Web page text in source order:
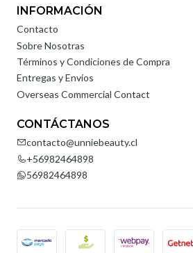
INFORMACIÓN
Contacto
Sobre Nosotras
Términos y Condiciones de Compra
Entregas y Envíos
Overseas Commercial Contact
CONTÁCTANOS
contacto@unniebeauty.cl
+56982464898
56982464898